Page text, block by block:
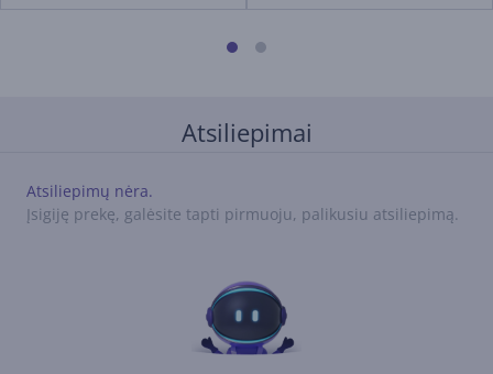
Atsiliepimai
Atsiliepimų nėra.
Įsigiję prekę, galėsite tapti pirmuoju, palikusiu atsiliepimą.